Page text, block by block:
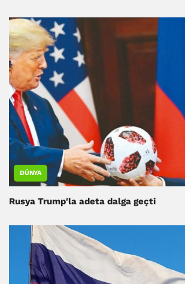
DÜNYA
Rusya Trump'la adeta dalga geçti